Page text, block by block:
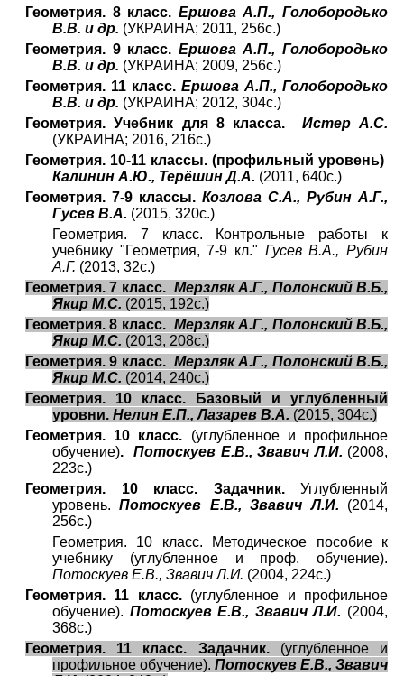
Геометрия. 8 класс. Ершова А.П., Голобородько
В.В. и др. (УКРАИНА; 2011, 256с.)
Геометрия. 9 класс. Ершова А.П., Голобородько
В.В. и др. (УКРАИНА; 2009, 256с.)
Геометрия. 11 класс. Ершова А.П., Голобородько
В.В. и др. (УКРАИНА; 2012, 304с.)
Геометрия. Учебник для 8 класса. Истер А.С.
(УКРАИНА; 2016, 216с.)
Геометрия. 10-11 классы. (профильный уровень)
Калинин А.Ю., Терёшин Д.А. (2011, 640с.)
Геометрия. 7-9 классы. Козлова С.А., Рубин А.Г.,
Гусев В.А. (2015, 320с.)
Геометрия. 7 класс. Контрольные работы к
учебнику "Геометрия, 7-9 кл." Гусев В.А., Рубин
А.Г. (2013, 32с.)
Геометрия. 7 класс. Мерзляк А.Г., Полонский В.Б.,
Якир М.С. (2015, 192с.)
Геометрия. 8 класс. Мерзляк А.Г., Полонский В.Б.,
Якир М.С. (2013, 208с.)
Геометрия. 9 класс. Мерзляк А.Г., Полонский В.Б.,
Якир М.С. (2014, 240с.)
Геометрия. 10 класс. Базовый и углубленный
уровни. Нелин Е.П., Лазарев В.А. (2015, 304с.)
Геометрия. 10 класс. (углубленное и профильное
обучение). Потоскуев Е.В., Звавич Л.И. (2008,
223с.)
Геометрия. 10 класс. Задачник.Углубленный
уровень.Потоскуев Е.В., Звавич Л.И. (2014,
256с.)
Геометрия. 10 класс. Методическое пособие к
учебнику (углубленное и проф. обучение).
Потоскуев Е.В., Звавич Л.И. (2004, 224с.)
Геометрия. 11 класс.(углубленное и профильное
обучение). Потоскуев Е.В., Звавич Л.И. (2004,
368с.)
Геометрия. 11 класс. Задачник.(углубленное и
профильное обучение). Потоскуев Е.В., Звавич